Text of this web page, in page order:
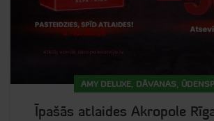
AMY DELUXE, DĀVANAS,
Īpašās atlaides Akropole